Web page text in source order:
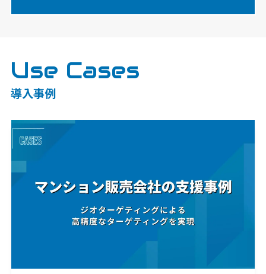
Use Cases
導入事例